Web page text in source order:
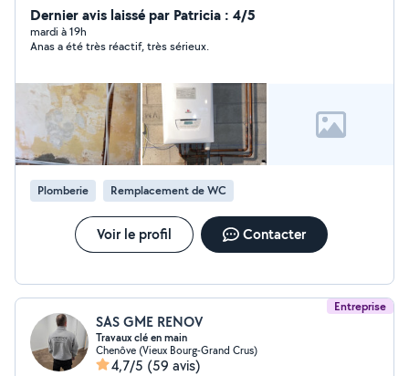
chauffe-eau Débouchage (WC, évier, douche) Petits
travaux sanitaires Sérieux, réactif et soigneux. Tarifs
honnêtes et devis gratuit.
Dernier avis laissé par Patricia : 4/5
mardi à 19h
Anas a été très réactif, très sérieux.
Plomberie Remplacement de WC
Voir le profil Contacter
Entreprise
SAS GME RENOV
Travaux clé en main
Chenôve (Vieux Bourg-Grand Crus)
4,7/5 (59 avis)